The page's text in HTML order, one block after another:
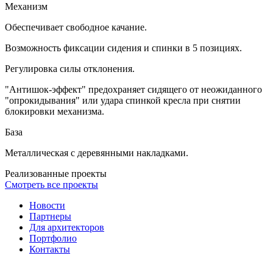
Механизм
Обеспечивает свободное качание.
Возможность фиксации сидения и спинки в 5 позициях.
Регулировка силы отклонения.
"Антишок-эффект" предохраняет сидящего от неожиданного
"опрокидывания" или удара спинкой кресла при снятии
блокировки механизма.
База
Металлическая с деревянными накладками.
Реализованные проекты
Смотреть все проекты
Новости
Партнеры
Для архитекторов
Портфолио
Контакты